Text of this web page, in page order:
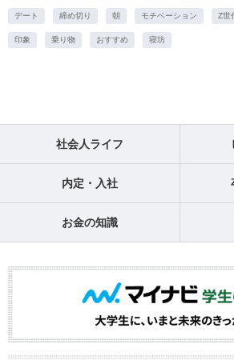
デート 締め切り 朝 モチベーション Z世
印象 乗り物 おすすめ 寝坊
社会人ライフ
内定・入社
お金の知識